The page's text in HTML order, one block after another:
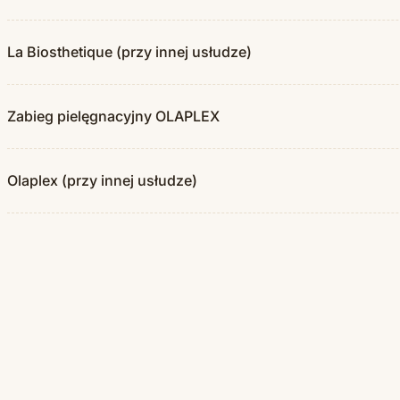
La Biosthetique (przy innej usłudze)
Zabieg pielęgnacyjny OLAPLEX
Olaplex (przy innej usłudze)